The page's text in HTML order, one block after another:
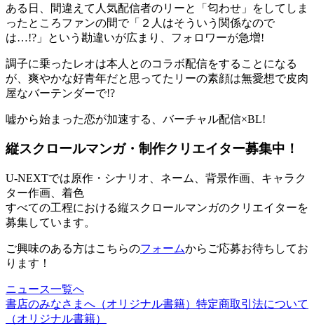
ある日、間違えて人気配信者のリーと「匂わせ」をしてしま
ったところファンの間で「２人はそういう関係なので
は…!?」という勘違いが広まり、フォロワーが急増!
調子に乗ったレオは本人とのコラボ配信をすることになる
が、爽やかな好青年だと思ってたリーの素顔は無愛想で皮肉
屋なバーテンダーで!?
嘘から始まった恋が加速する、バーチャル配信×BL!
縦スクロールマンガ・制作クリエイター募集中！
U-NEXTでは原作・シナリオ、ネーム、背景作画、キャラク
ター作画、着色
すべての工程における縦スクロールマンガのクリエイターを
募集しています。
ご興味のある方はこちらのフォームからご応募お待ちしてお
ります！
ニュース一覧へ
書店のみなさまへ（オリジナル書籍） 特定商取引法について
（オリジナル書籍）